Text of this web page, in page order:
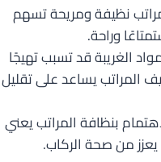
نظيفة ومريحة تسهم
وراحة.
الغريبة قد تسبب تهيجًا
المراتب يساعد على تقليل
بنظافة المراتب يعني
يعزز من صحة الركاب.